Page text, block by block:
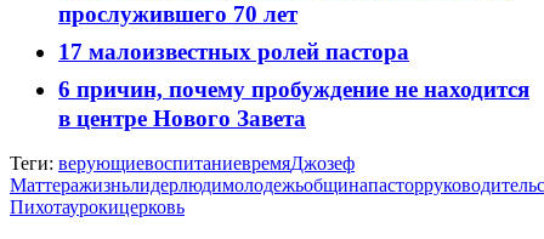
прослужившего 70 лет
17 малоизвестных ролей пастора
6 причин, почему пробуждение не находится
в центре Нового Завета
Теги: верующиевоспитаниевремяДжозеф
Маттеражизньлидерлюдимолодежьобщинапасторруководитель
Пихотаурокицерковь